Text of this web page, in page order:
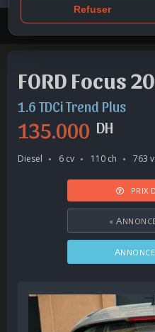
Refuser
FORD Focus
1.6 TDCi Trend Plus
135.000 DH
Diesel 6 cv 110 ch 763
PRIX
«